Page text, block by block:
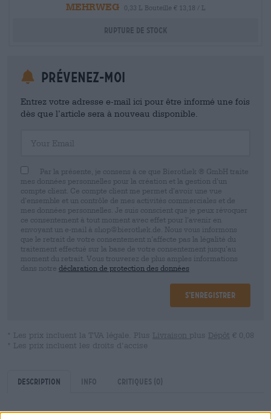
MEHRWEG
0,33 L Bouteille € 13,18 / L
Rupture de stock
Prévenez-moi
Entrez votre adresse e-mail ici pour être informé une fois
dès que l’article sera à nouveau disponible.
Par la présente, je consens à ce que Bierothek ® GmbH traite
mes données personnelles pour la création et la gestion d’un
compte client. Ce compte client me permet d’avoir une vue
d’ensemble et un contrôle de mes activités commerciales et de
mes données personnelles. Je suis conscient que je peux révoquer
ce consentement à tout moment avec effet pour l’avenir en
envoyant un e-mail à shop@bierothek.de. Nous vous informons
que le retrait de votre consentement n’affecte pas la légalité du
traitement effectué sur la base de votre consentement jusqu’au
moment du retrait. Vous trouverez de plus amples informations
dans notre déclaration de protection des données
S’enregistrer
* Les prix incluent la TVA légale. Plus Livraison plus Dépôt € 0,08
* Les prix incluent les droits d’accise
Description Info Critiques (0)